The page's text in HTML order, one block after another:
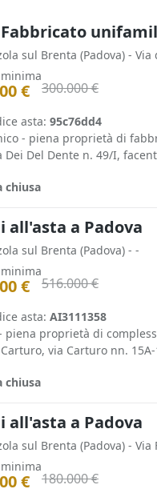
sul Brenta (Padova) - Via
€ 300.000 €
asta: 95c76dd4
- piena proprietà di
Dei Del Dente n. 49/I,
chiusa
all'asta a Padova
sul Brenta (Padova) - -
€ 516.000 €
asta: AI3111358
piena proprietà di
via Carturo nn.
chiusa
all'asta a Padova
sul Brenta (Padova) - Via
€ 180.000 €